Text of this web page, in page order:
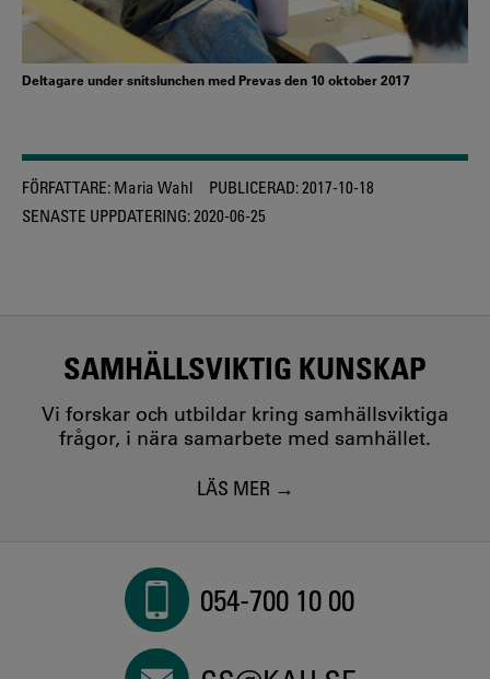
Deltagare under snitslunchen med Prevas den 10 oktober 2017
FÖRFATTARE: Maria Wahl PUBLICERAD:2017-10-18
SENASTE UPPDATERING:2020-06-25
SAMHÄLLSVIKTIG KUNSKAP
Vi forskar och utbildar kring samhällsviktiga
frågor, i nära samarbete med samhället.
LÄS MER
054-700 10 00